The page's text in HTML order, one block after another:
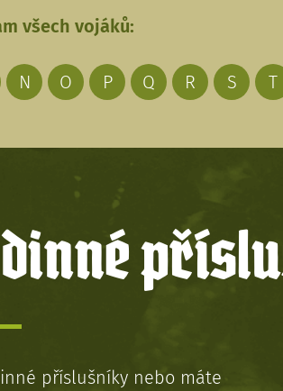
všech vojáků:
N O P Q R S T
příslušníky nebo máte